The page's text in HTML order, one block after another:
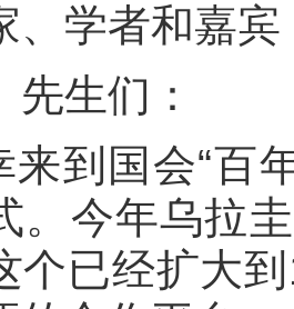
、学者和嘉宾
生们：
来到国会“百
。今年乌拉
个已经扩大